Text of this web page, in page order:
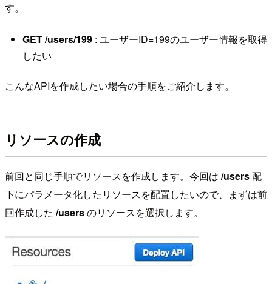
す。
GET /users/199: ユーザーID=199のユーザー情報を取得
したい
こんなAPIを作成したい場合の手順をご紹介します。
リソースの作成
前回と同じ手順でリソースを作成します。今回は /users配
下にパラメータ化したリソースを配置したいので、まずは前
回作成した /usersのリソースを選択します。